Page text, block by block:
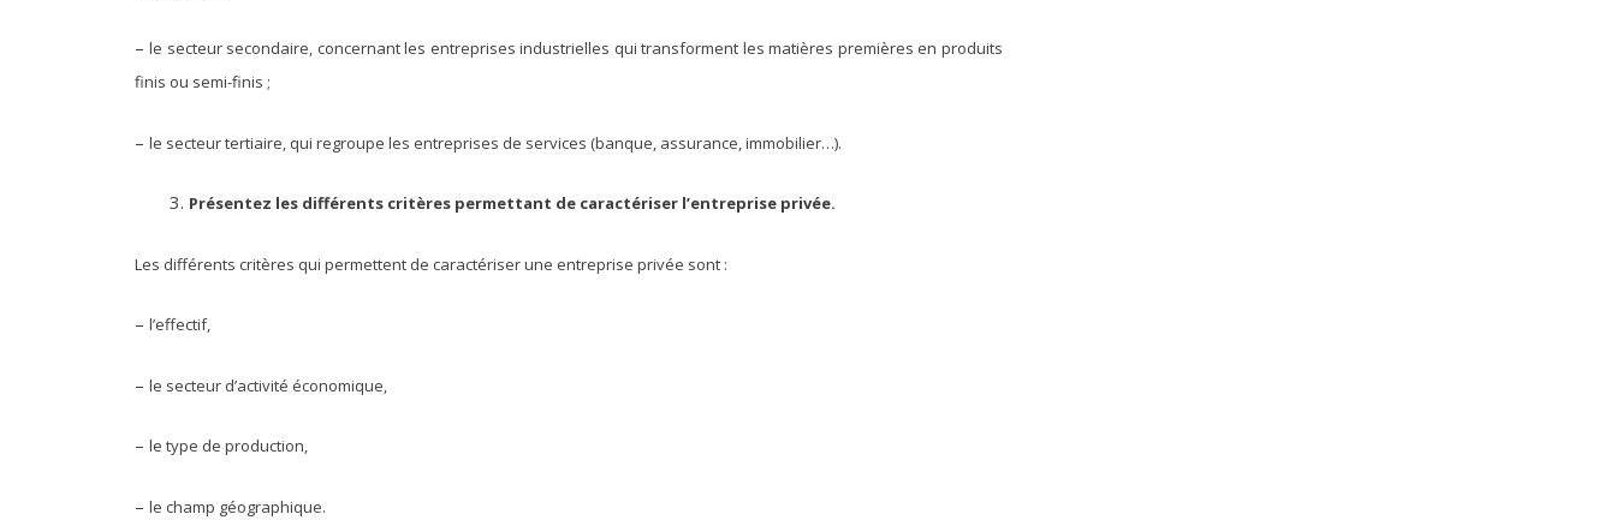
–le secteur secondaire, concernant les entreprises industrielles qui transforment les matières premières en produits
finis ou semi-finis ;
– le secteur tertiaire, qui regroupe les entreprises de services (banque, assurance, immobilier…).
Présentez les différents critères permettant de caractériser l’entreprise privée.
Les différents critères qui permettent de caractériser une entreprise privée sont :
– l’effectif,
– le secteur d’activité économique,
– le type de production,
– le champ géographique.